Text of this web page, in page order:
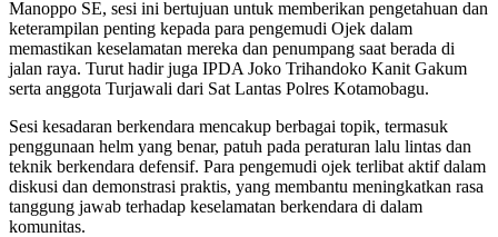
Manoppo SE, sesi ini bertujuan untuk memberikan pengetahuan dan
keterampilan penting kepada para pengemudi Ojek dalam
memastikan keselamatan mereka dan penumpang saat berada di
jalan raya. Turut hadir juga IPDA Joko Trihandoko Kanit Gakum
serta anggota Turjawali dari Sat Lantas Polres Kotamobagu.
Sesi kesadaran berkendara mencakup berbagai topik, termasuk
penggunaan helm yang benar, patuh pada peraturan lalu lintas dan
teknik berkendara defensif. Para pengemudi ojek terlibat aktif dalam
diskusi dan demonstrasi praktis, yang membantu meningkatkan rasa
tanggung jawab terhadap keselamatan berkendara di dalam
komunitas.